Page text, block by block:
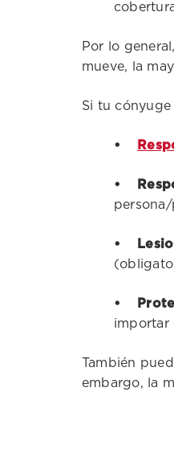
Por lo
mueve, la
Si tu
•
•
•
•
importar
También
embargo, la